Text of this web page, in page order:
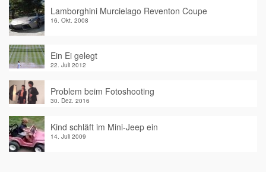
Lamborghini Murcielago Reventon Coupe
16. Okt. 2008
Ein Ei gelegt
22. Juli 2012
Problem beim Fotoshooting
30. Dez. 2016
Kind schläft im Mini-Jeep ein
14. Juli 2009